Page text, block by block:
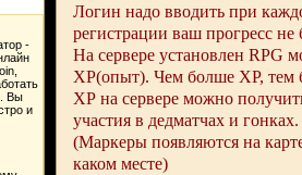
Логин надо вводить при
регистрации ваш прогресс не
На сервере установлен RPG
XP(опыт). Чем болше ХР, тем
ХР на сервере можно
участия в дедматчах и гонках.
(Маркеры появляются на
каком месте)